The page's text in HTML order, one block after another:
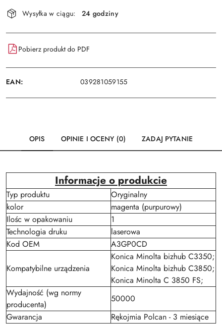
Dostępność
i
dostawa
Wysyłka w ciągu: 24 godziny
Pobierz produkt do PDF
EAN: 039281059155
OPIS OPINIE I OCENY (0) ZADAJ PYTANIE
Informacje o produkcie
Typ produktu
Oryginalny
kolor
magenta (purpurowy)
Ilośc w opakowaniu
1
Technologia druku
laserowa
Kod OEM
A3GP0CD
Kompatybilne urządzenia
Konica Minolta bizhub C3350;
Konica Minolta bizhub C3850;
Konica Minolta C 3850 FS;
Wydajność (wg normy
producenta)
50000
Gwarancja
Rękojmia Polcan - 3 miesiące